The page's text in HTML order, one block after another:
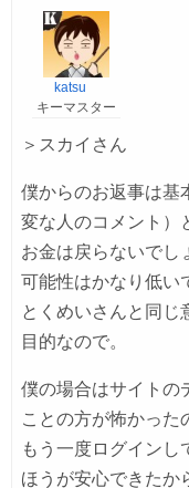
katsu
キーマスター
＞スカイさん
僕からのお返事は基
変な人のコメント）
お金は戻らないでし
可能性はかなり低い
とくめいさんと同じ
目的なので。
僕の場合はサイトの
ことの方が怖かった
もう一度ログインし
ほうが安心できたか